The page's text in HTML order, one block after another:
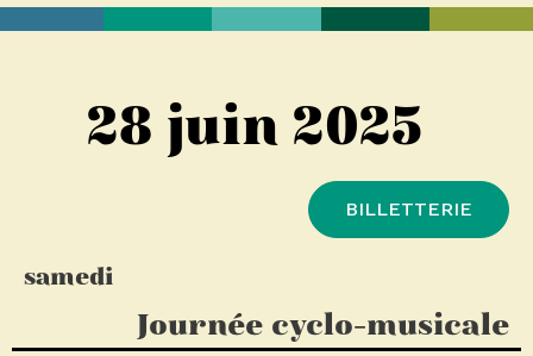
28 juin 2025
BILLETTERIE
samedi
Journée cyclo-musicale